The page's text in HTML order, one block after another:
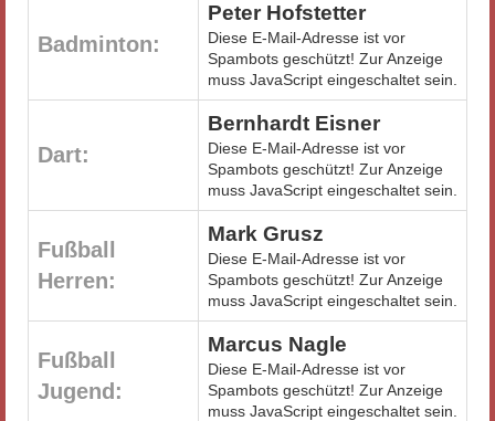
Badminton:
Peter Hofstetter
Diese E-Mail-Adresse ist vor
Spambots geschützt! Zur Anzeige
muss JavaScript eingeschaltet sein.
Dart:
Bernhardt Eisner
Diese E-Mail-Adresse ist vor
Spambots geschützt! Zur Anzeige
muss JavaScript eingeschaltet sein.
Fußball
Herren:
Mark Grusz
Diese E-Mail-Adresse ist vor
Spambots geschützt! Zur Anzeige
muss JavaScript eingeschaltet sein.
Fußball
Jugend:
Marcus Nagle
Diese E-Mail-Adresse ist vor
Spambots geschützt! Zur Anzeige
muss JavaScript eingeschaltet sein.